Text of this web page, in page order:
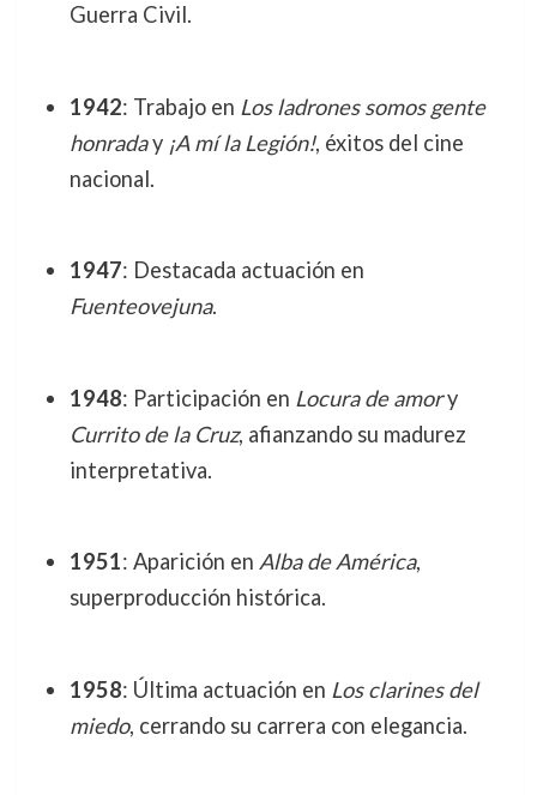
Guerra Civil.
1942: Trabajo en Los ladrones somos gente
honraday ¡A mí la Legión!, éxitos del cine
nacional.
1947: Destacada actuación en
Fuenteovejuna.
1948: Participación en Locura de amory
Currito de la Cruz, afianzando su madurez
interpretativa.
1951: Aparición en Alba de América,
superproducción histórica.
1958: Última actuación en Los clarines del
miedo, cerrando su carrera con elegancia.